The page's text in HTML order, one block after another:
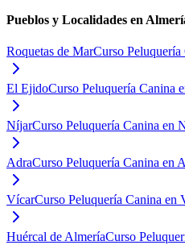
Pueblos y Localidades en
Roquetas de MarCurso Peluquería
El EjidoCurso Peluquería Canina
NíjarCurso Peluquería Canina en
AdraCurso Peluquería Canina en
VícarCurso Peluquería Canina en
Huércal de AlmeríaCurso